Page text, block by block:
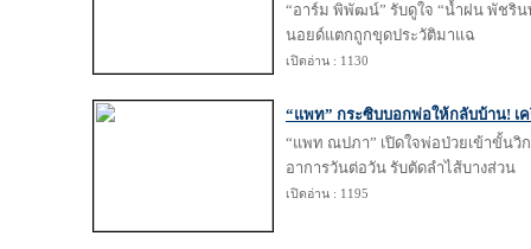
“อาร์ม พิพัฒน์” รับดูใจ “น้ำฝน พัชริน
นอยด์แตกถูกขุดประวัติมาแฉ
เปิดอ่าน : 1130
“แพท” กระซิบบอกพ่อให้กลับบ้าน! เ
“แพท ณปภา” เปิดใจพ่อป่วยเข้าขั้นวิ
อาการวันต่อวัน รับตัดลำไส้บางส่วน
เปิดอ่าน : 1195